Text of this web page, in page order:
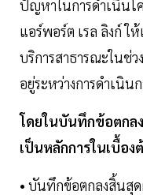
ปัญหาในการดำเนินโ
แอร์พอร์ต เรล ลิงก์ ใ
บริการสาธารณะในช่
อยู่ระหว่างการดำเนิ
โดยในบันทึกข้อตกลง
เป็นหลักการในเบื้อง
• บันทึกข้อตกลงสิ้นสุ